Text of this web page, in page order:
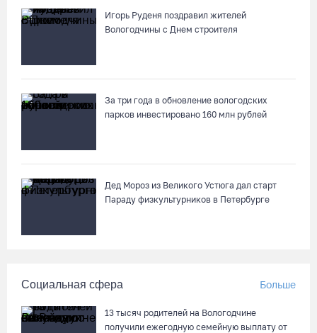
Игорь Руденя поздравил жителей
Вологодчины с Днем строителя
За три года в обновление вологодских
парков инвестировано 160 млн рублей
Дед Мороз из Великого Устюга дал старт
Параду физкультурников в Петербурге
Социальная сфера Больше
13 тысяч родителей на Вологодчине
получили ежегодную семейную выплату от